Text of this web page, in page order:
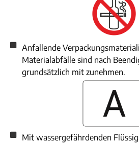
Anfallende
Materialabfälle sind nach
grundsätzlich mit zunehmen.
Mit wassergefährdenden